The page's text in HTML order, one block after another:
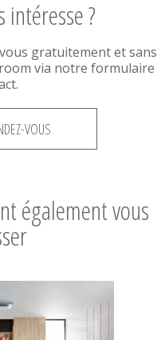
intéresse ?
gratuitement et sans
via notre formulaire
VOUS
également vous